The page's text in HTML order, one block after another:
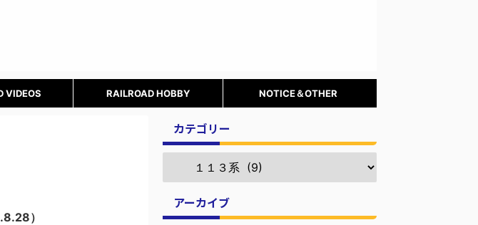
VIDEOS RAILROAD HOBBY NOTICE＆OTHER
）
カテゴリー
アーカイブ